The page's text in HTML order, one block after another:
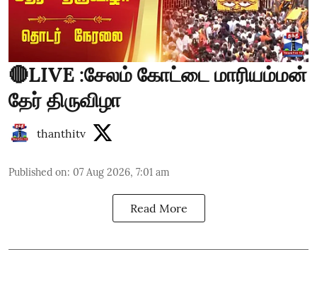
🔴LIVE :சேலம் கோட்டை மாரியம்மன்
தேர் திருவிழா
thanthitv
Published on: 07 Aug 2026, 7:01 am
Read More